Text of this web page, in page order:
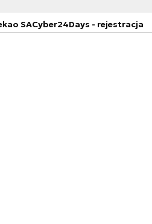
SACyber24Days - rejestracja